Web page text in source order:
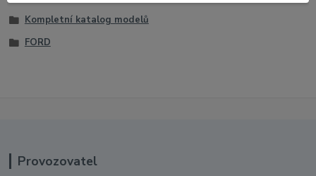
Kompletní katalog modelů
FORD
Provozovatel